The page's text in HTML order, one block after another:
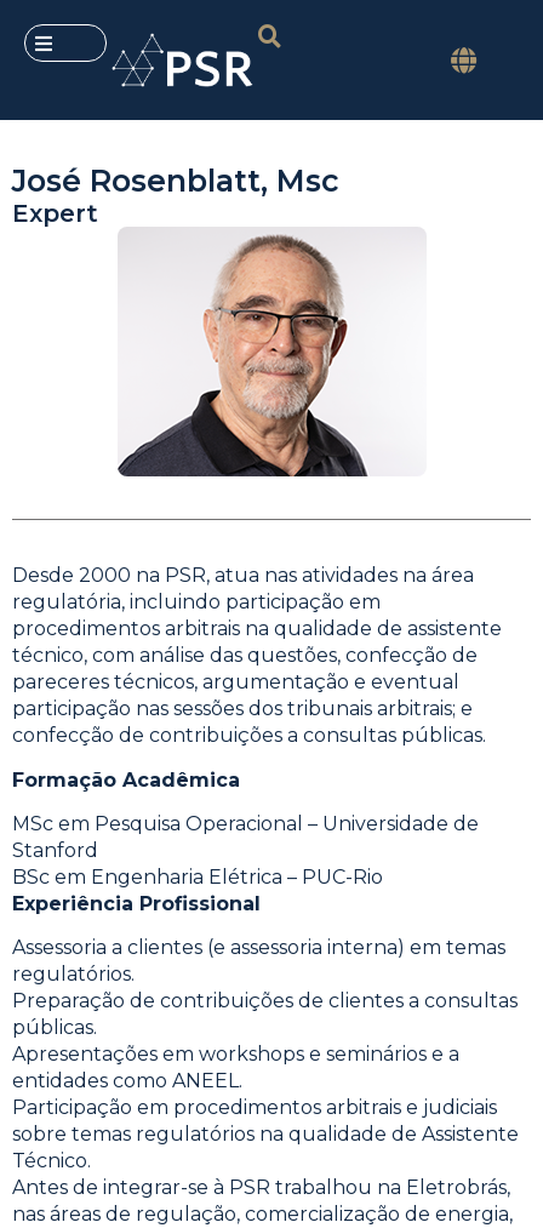
José Rosenblatt, Msc
Expert
Desde 2000 na PSR, atua nas atividades na área
regulatória, incluindo participação em
procedimentos arbitrais na qualidade de assistente
técnico, com análise das questões, confecção de
pareceres técnicos, argumentação e eventual
participação nas sessões dos tribunais arbitrais; e
confecção de contribuições a consultas públicas.
Formação Acadêmica
MSc em Pesquisa Operacional – Universidade de
Stanford
BSc em Engenharia Elétrica – PUC-Rio
Experiência Profissional
Assessoria a clientes (e assessoria interna) em temas
regulatórios.
Preparação de contribuições de clientes a consultas
públicas.
Apresentações em workshops e seminários e a
entidades como ANEEL.
Participação em procedimentos arbitrais e judiciais
sobre temas regulatórios na qualidade de Assistente
Técnico.
Antes de integrar-se à PSR trabalhou na Eletrobrás,
nas áreas de regulação, comercialização de energia,